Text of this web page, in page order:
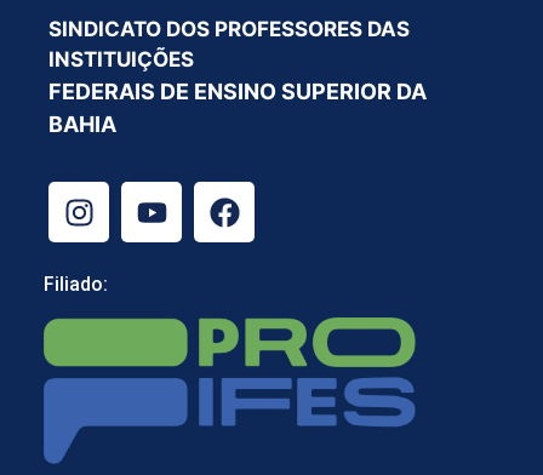
SINDICATO DOS PROFESSORES DAS
INSTITUIÇÕES
FEDERAIS DE ENSINO SUPERIOR DA
BAHIA
Filiado: